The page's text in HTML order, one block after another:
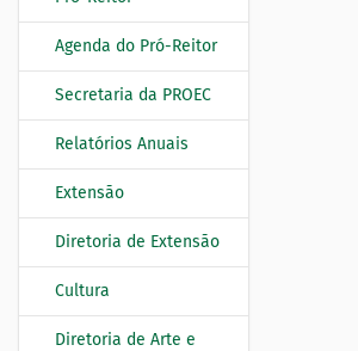
g
ã
Agenda do Pró-Reitor
Secretaria da PROEC
Relatórios Anuais
Extensão
Diretoria de Extensão
Cultura
Diretoria de Arte e